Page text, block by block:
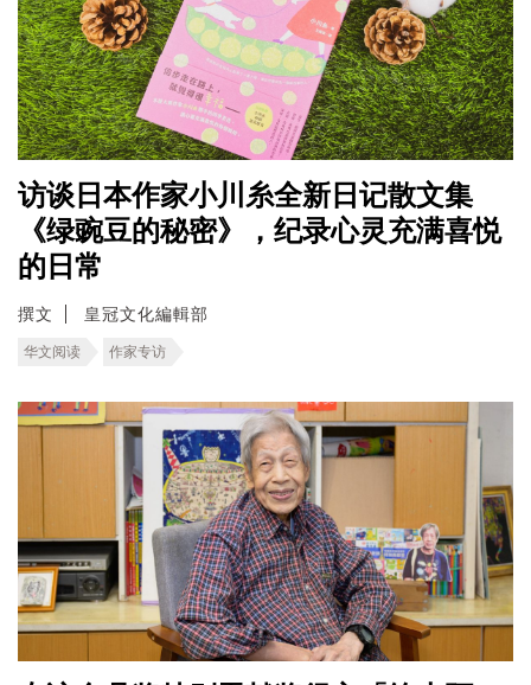
访谈日本作家小川糸全新日记散文集
《绿豌豆的秘密》，纪录心灵充满喜悦
的日常
撰文 皇冠文化編輯部
华文阅读 作家专访